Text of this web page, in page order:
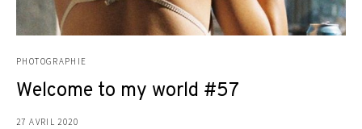
PHOTOGRAPHIE
Welcome to my world #57
27 AVRIL 2020